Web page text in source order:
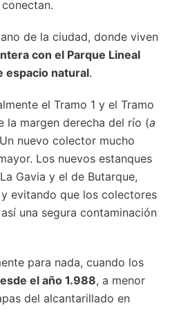
de la ciudad, donde viven
con el Parque Lineal
espacio natural.
el Tramo 1 y el Tramo
la margen derecha del río (a
nuevo colector mucho
Los nuevos estanques
Gavia y el de Butarque,
evitando que los colectores
una segura contaminación
para nada, cuando los
el año 1.988, a menor
del alcantarillado en